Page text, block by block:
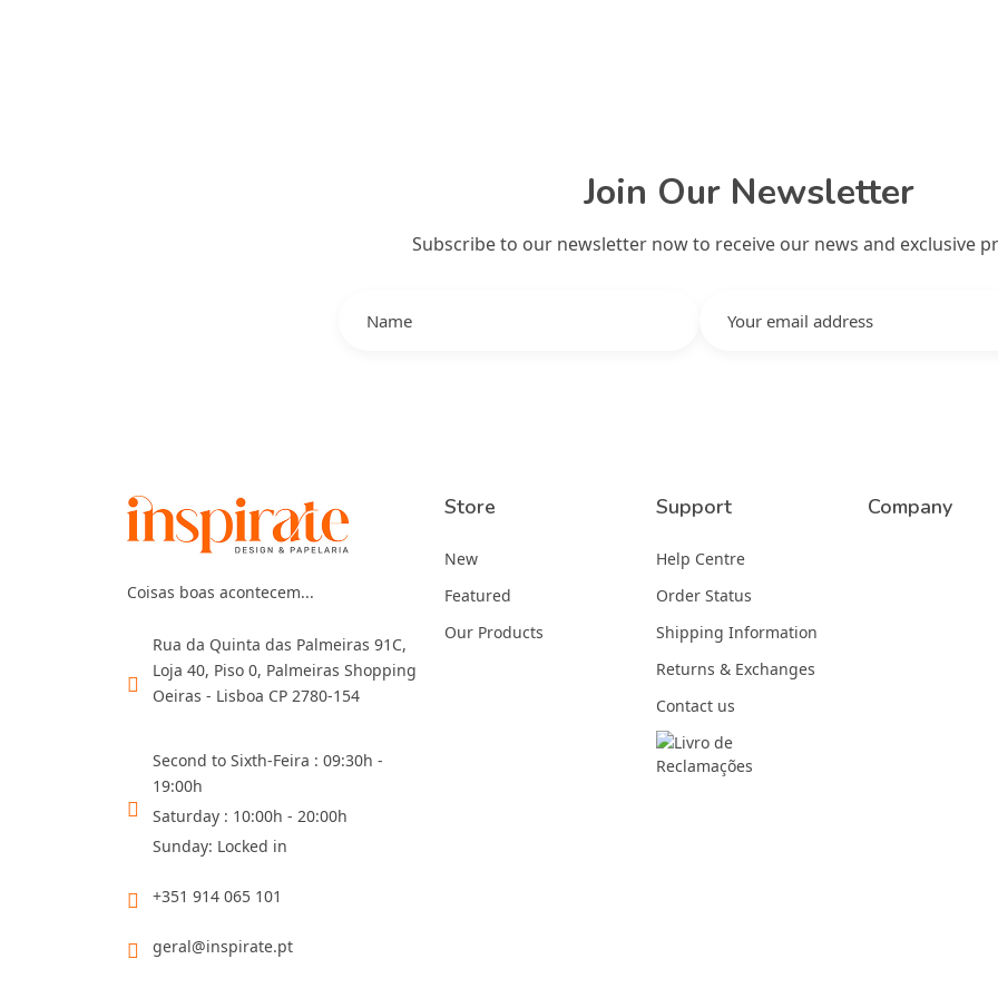
Join Our Newsletter
Subscribe to our newsletter now to receive our news and exclusive
Coisas boas acontecem...
Rua da Quinta das Palmeiras 91C,
Loja 40, Piso 0, Palmeiras Shopping
Oeiras - Lisboa CP 2780-154
Second to Sixth-Feira : 09:30h -
19:00h
Saturday : 10:00h - 20:00h
Sunday: Locked in
+351 914 065 101
geral@inspirate.pt
Store
New
Featured
Our Products
Support
Help Centre
Order Status
Shipping Information
Returns & Exchanges
Contact us
Company